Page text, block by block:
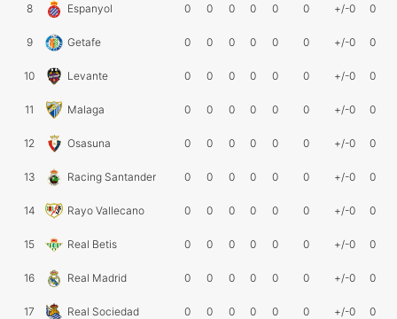
8 Espanyol 0 0 0 0 0 0 +/-0 0
9 Getafe 0 0 0 0 0 0 +/-0 0
10 Levante 0 0 0 0 0 0 +/-0 0
11 Malaga 0 0 0 0 0 0 +/-0 0
12 Osasuna 0 0 0 0 0 0 +/-0 0
13 Racing Santander 0 0 0 0 0 0 +/-0 0
14 Rayo Vallecano 0 0 0 0 0 0 +/-0 0
15 Real Betis 0 0 0 0 0 0 +/-0 0
16 Real Madrid 0 0 0 0 0 0 +/-0 0
17 Real Sociedad 0 0 0 0 0 0 +/-0 0